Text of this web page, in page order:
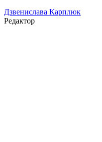
Дзвенислава Карплюк
Редактор